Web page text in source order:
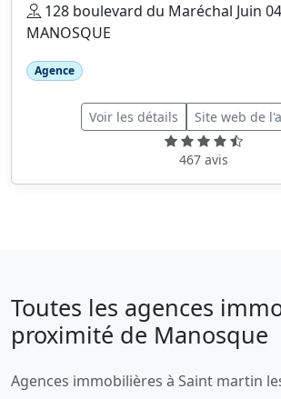
128 boulevard du Maréchal Juin
MANOSQUE
Agence
Voir les détails Site web de
467 avis
Toutes les agences
proximité de Manosque
Agences immobilières à Saint martin